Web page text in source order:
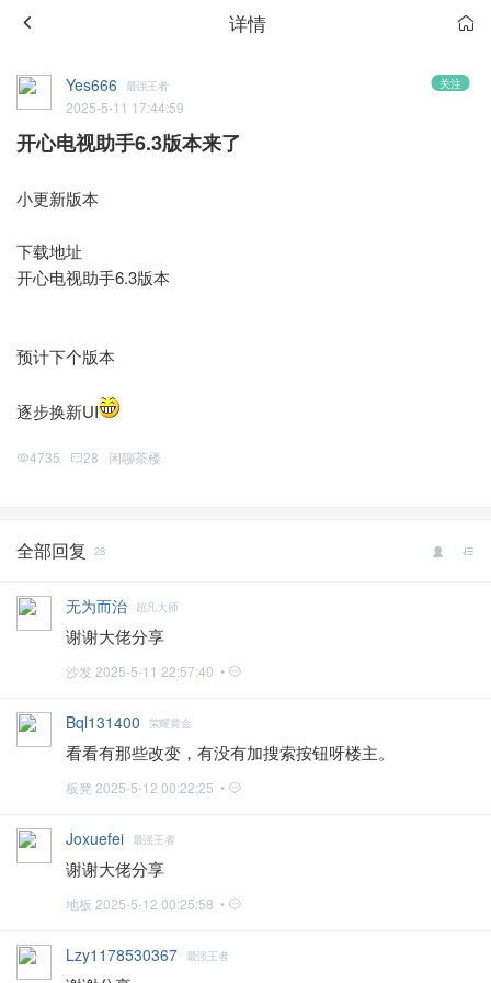
详情
关注
Yes666 最强王者
2025-5-11 17:44:59
开心电视助手6.3版本来了
小更新版本
下载地址
开心电视助手6.3版本
预计下个版本
逐步换新UI
4735 28 闲聊茶楼
全部回复 28
无为而治 超凡大师
谢谢大佬分享
沙发 2025-5-11 22:57:40 •
Bql131400 荣耀黄金
看看有那些改变，有没有加搜索按钮呀楼主。
板凳 2025-5-12 00:22:25 •
Joxuefei 最强王者
谢谢大佬分享
地板 2025-5-12 00:25:58 •
Lzy1178530367 最强王者